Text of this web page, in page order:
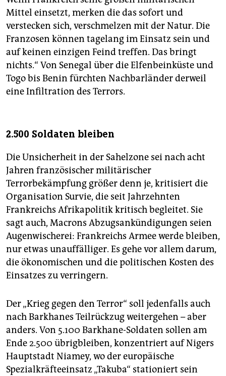
Mittel einsetzt, merken die das sofort und
verstecken sich, verschmelzen mit der Natur. Die
Franzosen können tagelang im Einsatz sein und
auf keinen einzigen Feind treffen. Das bringt
nichts.“ Von Senegal über die Elfenbeinküste und
Togo bis Benin fürchten Nachbarländer derweil
eine Infiltration des Terrors.
2.500 Soldaten bleiben
Die Unsicherheit in der Sahelzone sei nach acht
Jahren französischer militärischer
Terrorbekämpfung größer denn je, kritisiert die
Organisation ­Survie, die seit Jahrzehnten
Frankreichs Afrikapolitik kritisch begleitet. Sie
sagt auch, Macrons Abzugs­ankündigungen seien
Augenwischerei: Frankreichs Armee werde bleiben,
nur etwas unauffälliger. Es gehe vor allem darum,
die ökonomischen und die politischen Kosten des
Einsatzes zu verringern.
Der „Krieg gegen den Terror“ soll jedenfalls auch
nach Barkhanes Teilrückzug weitergehen – aber
anders. Von 5.100 Barkhane-Soldaten sollen am
Ende 2.500 übrigbleiben, konzen­triert auf Nigers
Hauptstadt Niamey, wo der europäische
Spezialkräfteeinsatz „Takuba“ statio­niert sein